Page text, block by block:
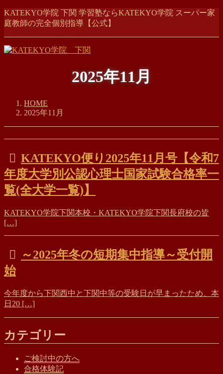
コ
ン
ン
ツ
ナ
ビ
ー
シ
KATEKYO学院 下関 学習塾ならKATEKYO学院 スーパー家
庭教師の完全個別指導【公式】
2025年11月
HOME
2025年11月
KATEKYO便り2025年11月号【令和7
年度大学別公認心理士国家試験合格率一
覧(全大学一覧)】
KATEKYO学院下関本校・KATEKYO学院下関長府校の皆
[…]
～2025年冬の短期集中指導～受付開
始
今年度から下関西中と下関中等の受験日が早まったため、本
日20 […]
カテゴリー
ご検討中の方へ
合格体験記